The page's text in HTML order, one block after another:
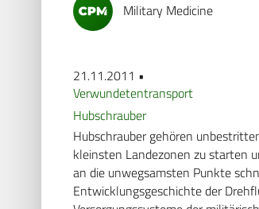
Military Medicine
21.11.2011 •
Verwundetentransport
Hubschrauber
Hubschrauber gehören
kleinsten Landezonen zu starten
an die unwegsamsten Punkte
Entwicklungsgeschichte der